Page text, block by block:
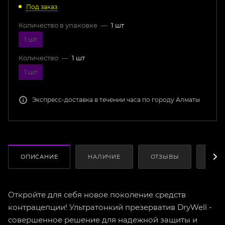
Под заказ
Количество в упаковке — 1 шт
1 шт
Количество — 1 шт
1 шт
Экспресс-доставка в течении часа по городу Алматы
ОПИСАНИЕ НАЛИЧИЕ ОТЗЫВЫ
Откройте для себя новое поколение средств
контрацепции! Ультратонкий презерватив DryWell -
совершенное решение для надежной защиты и